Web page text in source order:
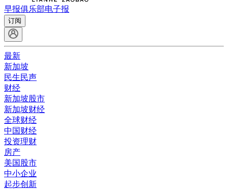
早报俱乐部电子报
订阅
最新
新加坡
民生民声
财经
新加坡股市
新加坡财经
全球财经
中国财经
投资理财
房产
美国股市
中小企业
起步创新